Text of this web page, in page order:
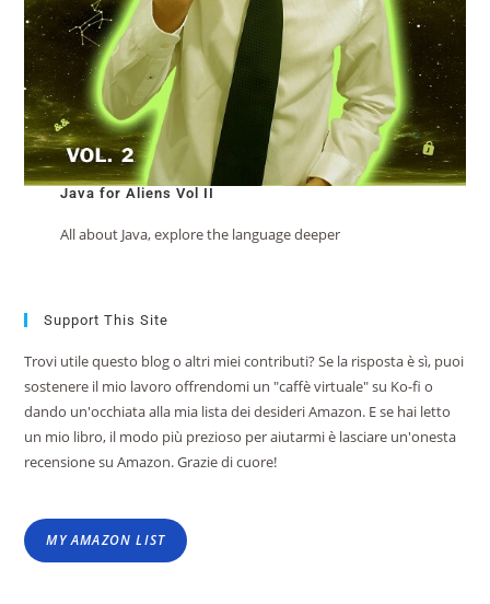
Java for Aliens Vol II
All about Java, explore the language deeper
Support This Site
Trovi utile questo blog o altri miei contributi? Se la risposta è sì, puoi
sostenere il mio lavoro offrendomi un "caffè virtuale" su Ko-fi o
dando un'occhiata alla mia lista dei desideri Amazon. E se hai letto
un mio libro, il modo più prezioso per aiutarmi è lasciare un'onesta
recensione su Amazon. Grazie di cuore!
MY AMAZON LIST